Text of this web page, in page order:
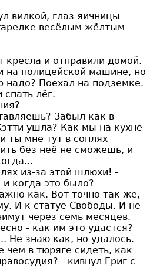
вилкой, глаз яичницы
весёлым жёлтым
кресла и отправили домой.
на полицейской машине, но
надо? Поехал на подземке.
лёг.
Забыл как в
ушла? Как мы на кухне
ты мне тут в соплях
без неё не сможешь, и
из-за этой шлюхи! -
когда это было?
как. Вот точно так же,
И к статуе Свободы. И не
через семь месяцев.
- как им это удастся?
Не знаю как, но удалось.
чем в тюряге сидеть, как
- кивнул Григ с